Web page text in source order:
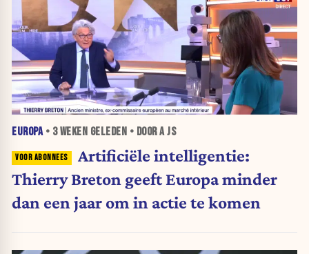
EUROPA• 3 WEKEN GELEDEN • DOOR A JS
Artificiële intelligentie:
Thierry Breton geeft Europa minder
dan een jaar om in actie te komen